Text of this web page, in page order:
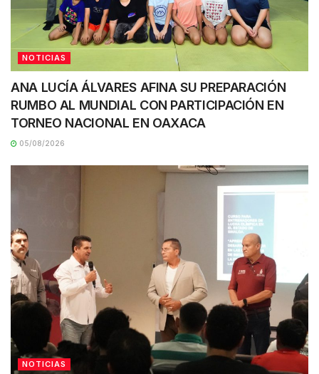
NOTICIAS
ANA LUCÍA ÁLVARES AFINA SU PREPARACIÓN
RUMBO AL MUNDIAL CON PARTICIPACIÓN EN
TORNEO NACIONAL EN OAXACA
05/08/2026
NOTICIAS